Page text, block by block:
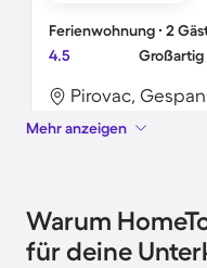
Ferienwohnung ∙ 2
4.5
Großartig
Mehr anzeigen
Warum
für deine